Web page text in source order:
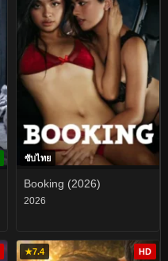
ซับไทย
Booking (2026)
2026
★7.4 HD